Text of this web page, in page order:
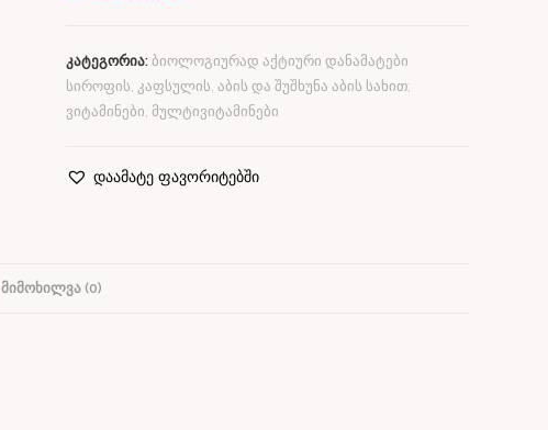
კატეგორია:ბიოლოგიურად აქტიური დანამატები
სიროფის, კაფსულის, აბის და შუშხუნა აბის სახით;
ვიტამინები, მულტივიტამინები
დაამატე ფავორიტებში
ᲛᲘᲛᲝᲮᲘᲚᲕᲐ (0)